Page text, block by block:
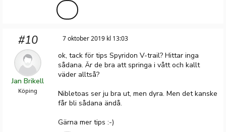
#10
Jan Brikell
Köping
7 oktober 2019 kl 13:03
ok, tack för tips Spyridon V-trail? Hittar inga
sådana. Är de bra att springa i vått och kallt
väder alltså?
Nibletoas ser ju bra ut, men dyra. Men det kanske
får bli sådana ändå.
Gärna mer tips :-)